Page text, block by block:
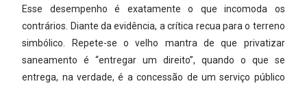
Esse desempenho é exatamente o que incomoda os
contrários. Diante da evidência, a crítica recua para o terreno
simbólico. Repete-se o velho mantra de que privatizar
saneamento é “entregar um direito”, quando o que se
entrega, na verdade, é a concessão de um serviço público